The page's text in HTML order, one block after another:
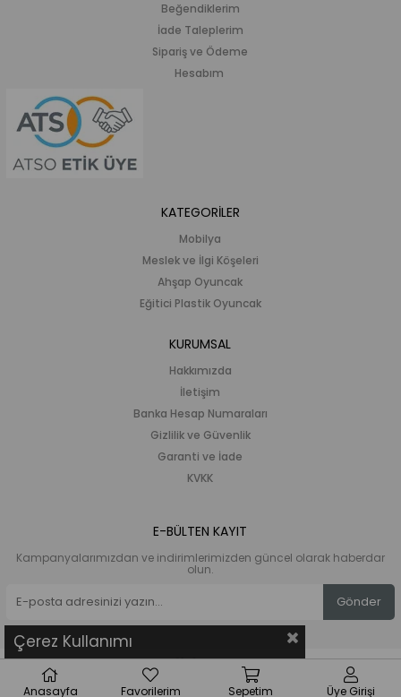
Beğendiklerim
İade Taleplerim
Sipariş ve Ödeme
Hesabım
KATEGORİLER
Mobilya
Meslek ve İlgi Köşeleri
Ahşap Oyuncak
Eğitici Plastik Oyuncak
KURUMSAL
Hakkımızda
İletişim
Banka Hesap Numaraları
Gizlilik ve Güvenlik
Garanti ve İade
KVKK
E-BÜLTEN KAYIT
Kampanyalarımızdan ve indirimlerimizden güncel olarak haberdar
olun.
Gönder
Çerez Kullanımı
Anasayfa Favorilerim Sepetim Üye Girişi